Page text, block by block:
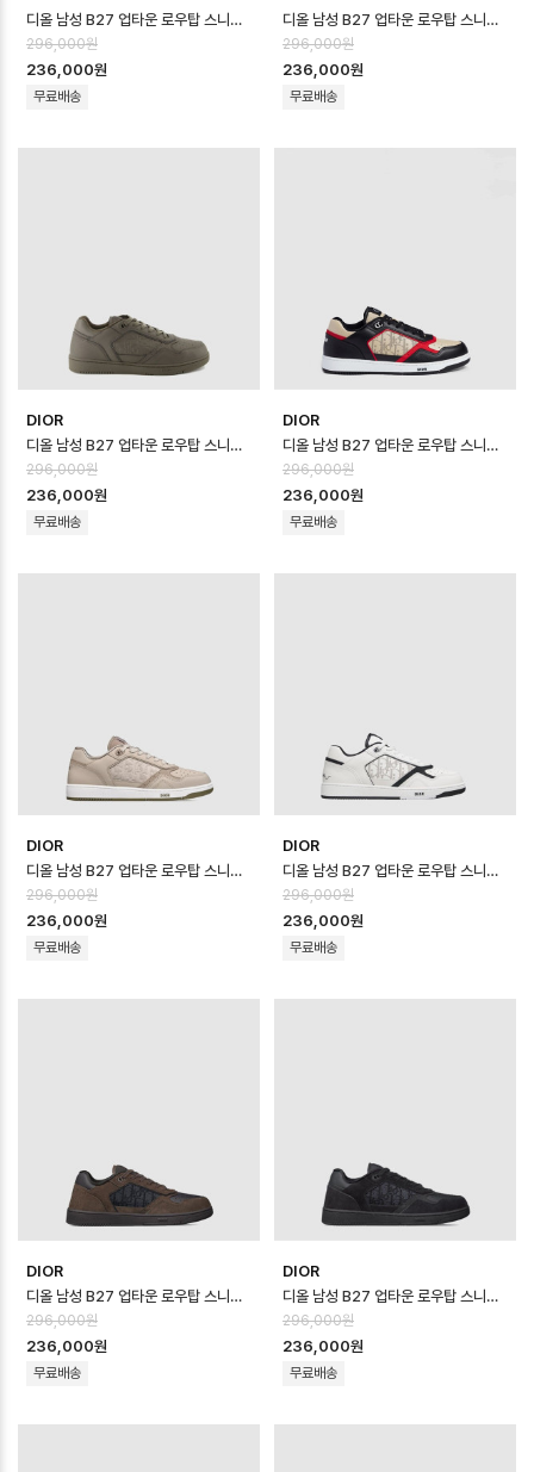
디올 남성 B27 업타운 로우탑 스니커즈 - Dior Mens B27 Uptown Low …
296,000원
236,000원
무료배송
디올 남성 B27 업타운 로우탑 스니커즈 - Dior Mens B27 Uptown Low …
296,000원
236,000원
무료배송
DIOR
디올 남성 B27 업타운 로우탑 스니커즈 - Dior Mens B27 Uptown Low …
296,000원
236,000원
무료배송
DIOR
디올 남성 B27 업타운 로우탑 스니커즈 - Dior Mens B27 Uptown Low …
296,000원
236,000원
무료배송
DIOR
디올 남성 B27 업타운 로우탑 스니커즈 - Dior Mens B27 Uptown Low …
296,000원
236,000원
무료배송
DIOR
디올 남성 B27 업타운 로우탑 스니커즈 - Dior Mens B27 Uptown Low …
296,000원
236,000원
무료배송
DIOR
디올 남성 B27 업타운 로우탑 스니커즈 - Dior Mens B27 Uptown Low …
296,000원
236,000원
무료배송
DIOR
디올 남성 B27 업타운 로우탑 스니커즈 - Dior Mens B27 Uptown Low …
296,000원
236,000원
무료배송